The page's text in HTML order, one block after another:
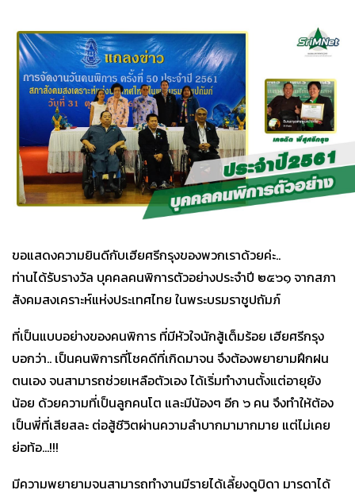
ขอแสดงความยินดีกับเฮียศรีกรุงของพวกเราด้วยค่ะ..
ท่านได้รับรางวัล บุคคลคนพิการตัวอย่างประจำปี ๒๕๖๑ จากสภา
สังคมสงเคราะห์แห่งประเทศไทย ในพระบรมราชูปถัมภ์
ที่เป็นแบบอย่างของคนพิการ ที่มีหัวใจนักสู้เต็มร้อย เฮียศรีกรุง
บอกว่า.. เป็นคนพิการที่โชคดีที่เกิดมาจน จึงต้องพยายามฝึกฝน
ตนเอง จนสามารถช่วยเหลือตัวเอง ได้เริ่มทำงานตั้งแต่อายุยัง
น้อย ด้วยความที่เป็นลูกคนโต และมีน้องๆ อีก ๖ คน จึงทำให้ต้อง
เป็นพี่ที่เสียสละ ต่อสู้ชีวิตผ่านความลำบากมามากมาย แต่ไม่เคย
ย่อท้อ...!!!
มีความพยายามจนสามารถทำงานมีรายได้เลี้ยงดูบิดา มารดาได้